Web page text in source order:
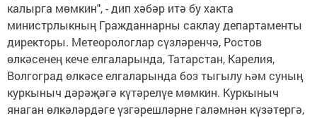
калырга мөмкин", - дип хәбәр итә бу хакта
министрлыкның Гражданнарны саклау департаменты
директоры. Метеорологлар сүзләрен­чә, Ростов
өлкәсенең кече елгаларында, Татарстан, Карелия,
Волгоград өлкәсе елгаларында боз тыгылу һәм суның
куркыныч дәрәҗәгә күтәрелүе мөмкин. Куркыныч
янаган өлкәләрдәге үзгә­решләрне галәмнән күзә­тергә,